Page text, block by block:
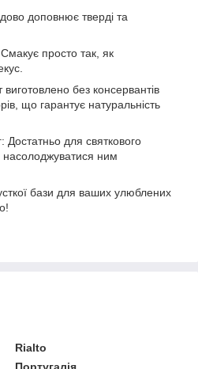
доповнює тверді та
просто так, як
виготовлено без консервантів
що гарантує натуральність
для святкового
ним
бази для ваших улюблених
Rialto
Португалія